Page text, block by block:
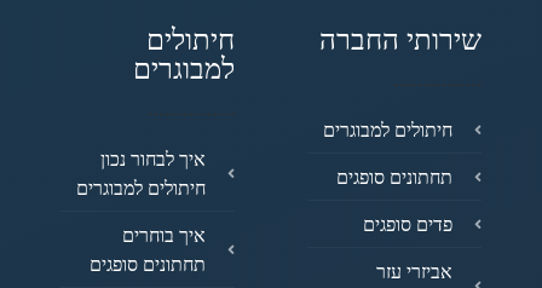
שירותי החברה
חיתולים למבוגרים
תחתונים סופגים
פדים סופגים
אביזרי עזר
חיתולים
למבוגרים
איך לבחור נכון
חיתולים למבוגרים
איך בוחרים
תחתונים סופגים